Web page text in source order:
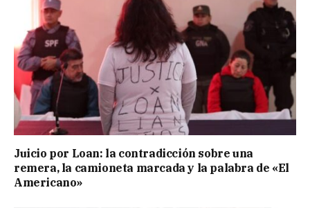
Juicio por Loan: la contradicción sobre una
remera, la camioneta marcada y la palabra de «El
Americano»